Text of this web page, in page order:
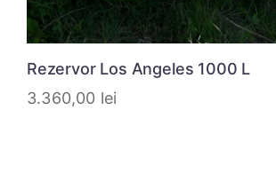
Rezervor Los Angeles 1000 L
3.360,00 lei